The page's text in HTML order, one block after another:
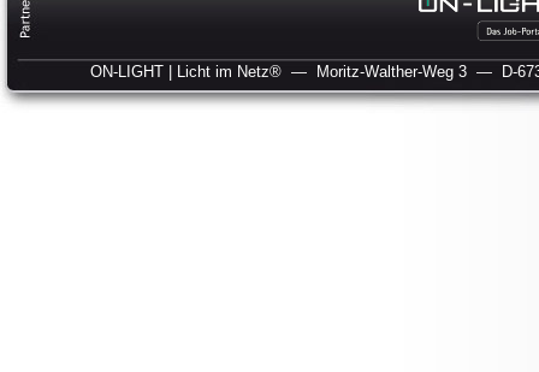
ON-LIGHT | Licht im Netz® — Moritz-Walther-Weg 3 — D-